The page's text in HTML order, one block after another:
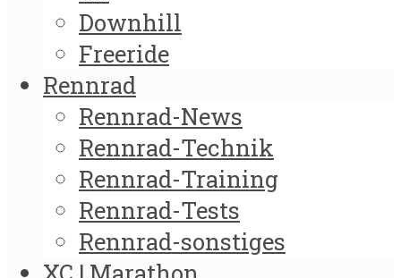
Downhill
Freeride
Rennrad
Rennrad-News
Rennrad-Technik
Rennrad-Training
Rennrad-Tests
Rennrad-sonstiges